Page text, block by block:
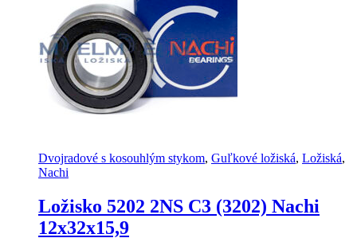
Dvojradové s kosouhlým stykom, Guľkové ložiská, Ložiská,
Nachi
Ložisko 5202 2NS C3 (3202) Nachi
12x32x15,9